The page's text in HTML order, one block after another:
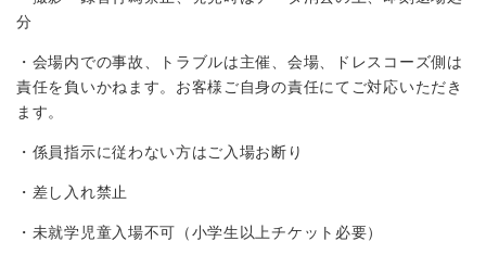
分
・会場内での事故、トラブルは主催、会場、ドレスコーズ側は
責任を負いかねます。お客様ご自身の責任にてご対応いただき
ます。
・係員指示に従わない方はご入場お断り
・差し入れ禁止
・未就学児童入場不可（小学生以上チケット必要）